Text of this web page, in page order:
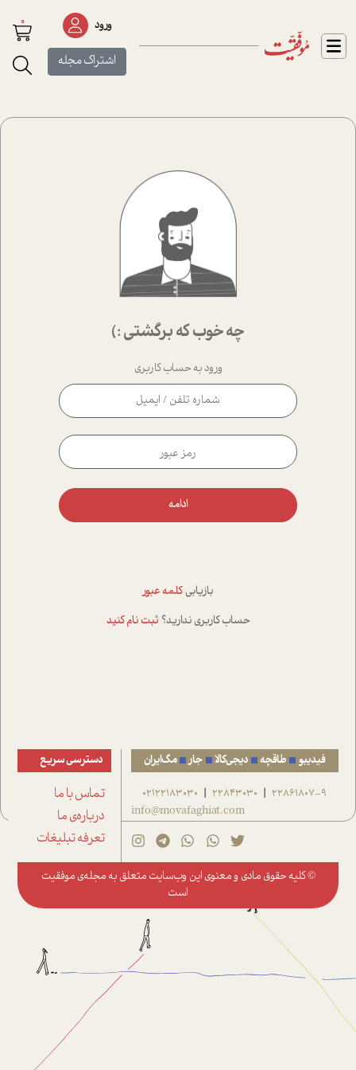
ورود
اشتراک مجله
0
چه خوب که برگشتی :)
ورود به حساب کاربری
ادامه
بازیابی کلمه عبور
حساب کاربری ندارید؟ ثبت نام کنید
فیدیبو طاقچه دیجی‌کالا جار مگ‌ایران
22861807-9
|
22843030
|
02122183030
info@movafaghiat.com
دسترسی سریع
تماس با ما
درباره‌ی ما
تعرفه تبلیغات
© کلیه حقوق مادی و معنوی این وب‌سایت متعلق به مجله‌ی موفقیت
است